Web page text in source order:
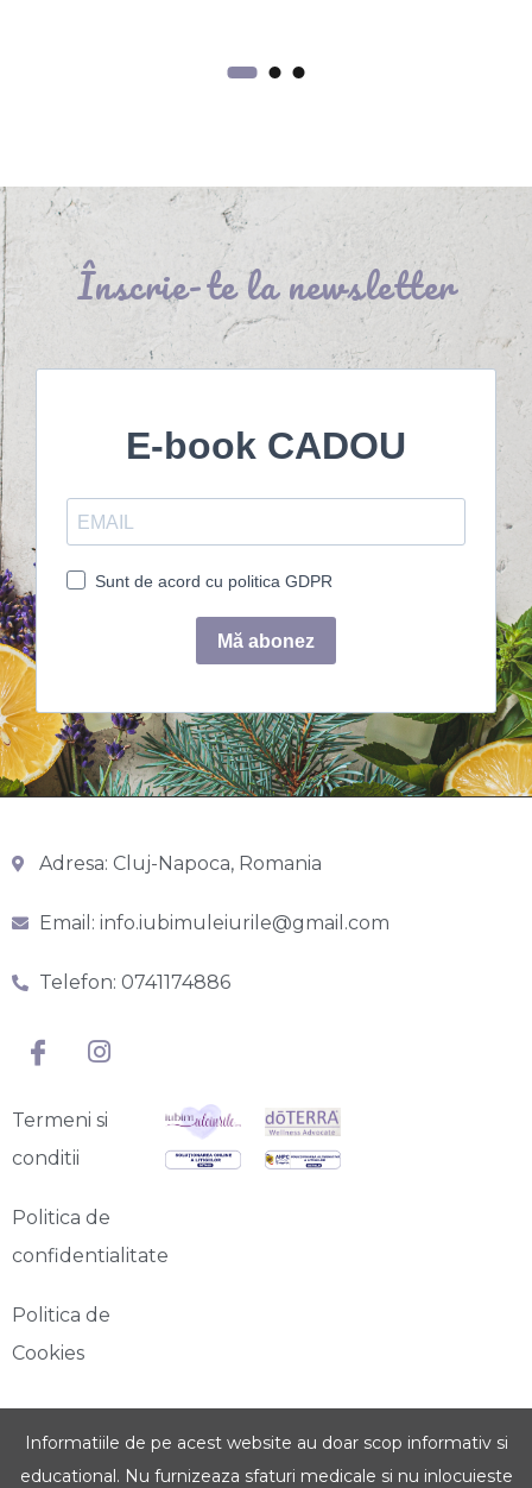
Înscrie-te la newsletter
Adresa: Cluj-Napoca, Romania
Email: info.iubimuleiurile@gmail.com
Telefon: 0741174886
Termeni si
conditii
Politica de
confidentialitate
Politica de
Cookies
Informatiile de pe acest website au doar scop informativ si
educational. Nu furnizeaza sfaturi medicale si nu inlocuieste